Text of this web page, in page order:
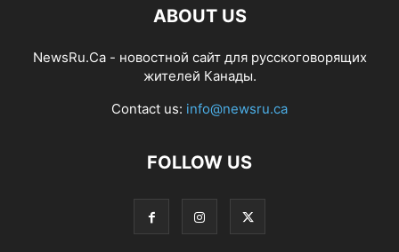
ABOUT US
NewsRu.Ca - новостной сайт для русскоговорящих
жителей Канады.
Contact us: info@newsru.ca
FOLLOW US